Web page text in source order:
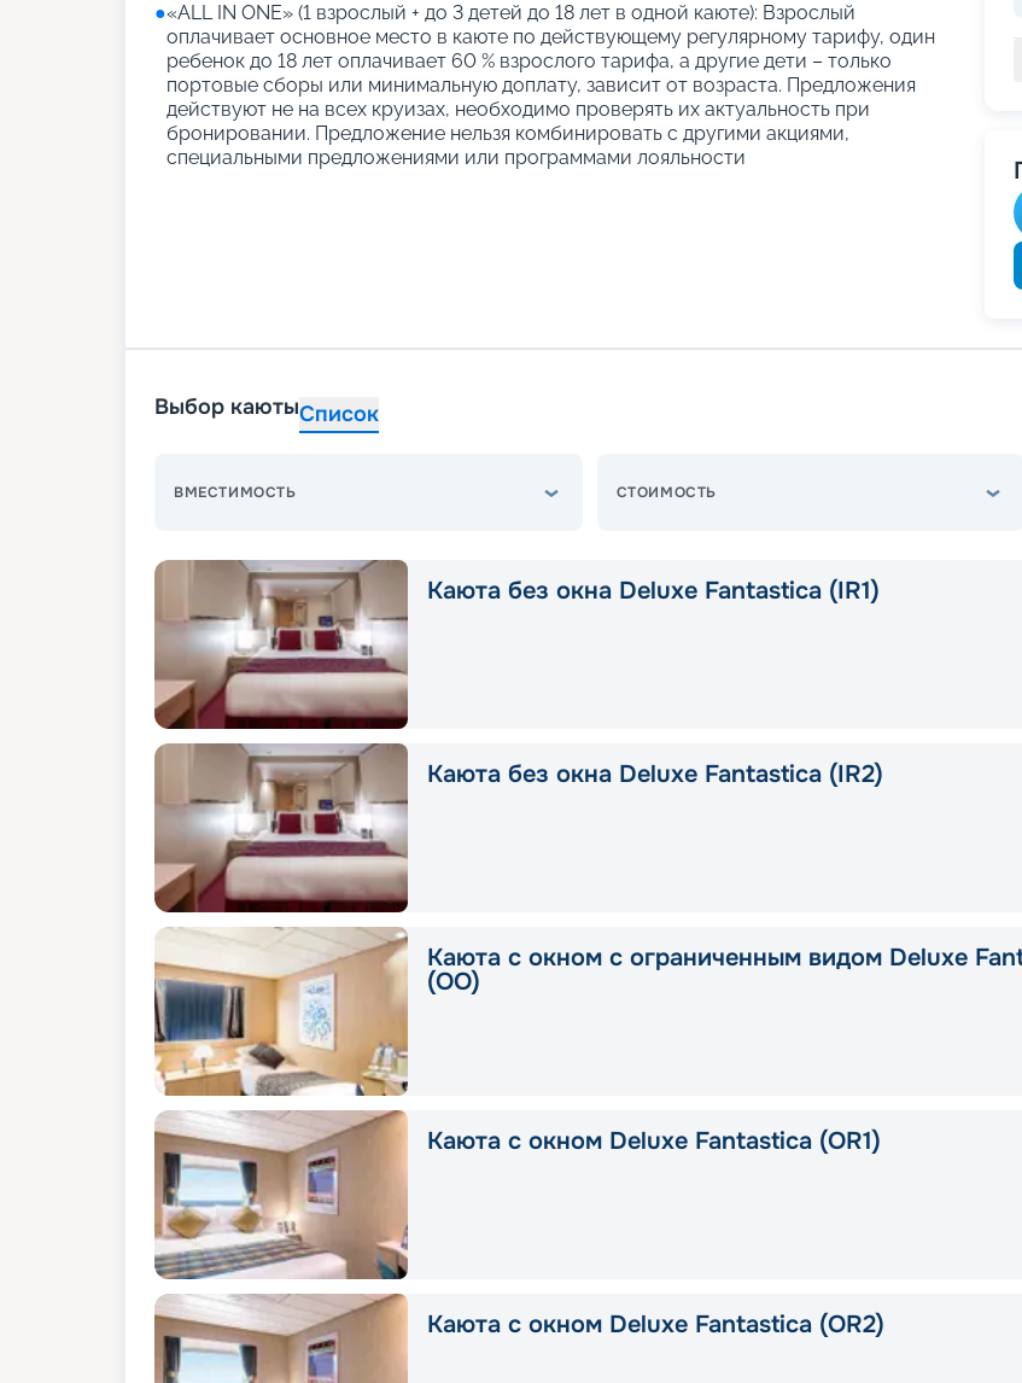
●«АLL IN ONE» (1 взрослый + до 3 детей до 18 лет в одной каюте): Взрослый
оплачивает основное место в каюте по действующему регулярному тарифу, один
ребенок до 18 лет оплачивает 60 % взрослого тарифа, а другие дети – только
портовые сборы или минимальную доплату, зависит от возраста. Предложения
действуют не на всех круизах, необходимо проверять их актуальность при
бронировании. Предложение нельзя комбинировать с другими акциями,
специальными предложениями или программами лояльности
Выбор каютыСписок
ВМЕСТИМОСТЬ СТОИМОСТЬ
Каюта без окна Deluxe Fantastica (IR1)
Каюта без окна Deluxe Fantastica (IR2)
Каюта с окном с ограниченным видом Deluxe
(OO)
Каюта с окном Deluxe Fantastica (OR1)
Каюта с окном Deluxe Fantastica (OR2)